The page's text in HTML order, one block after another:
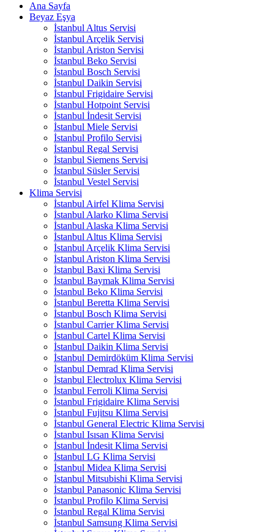
Ana Sayfa
Beyaz Eşya
İstanbul Altus Servisi
İstanbul Arçelik Servisi
İstanbul Ariston Servisi
İstanbul Beko Servisi
İstanbul Bosch Servisi
İstanbul Daikin Servisi
İstanbul Frigidaire Servisi
İstanbul Hotpoint Servisi
İstanbul İndesit Servisi
İstanbul Miele Servisi
İstanbul Profilo Servisi
İstanbul Regal Servisi
İstanbul Siemens Servisi
İstanbul Süsler Servisi
İstanbul Vestel Servisi
Klima Servisi
İstanbul Airfel Klima Servisi
İstanbul Alarko Klima Servisi
İstanbul Alaska Klima Servisi
İstanbul Altus Klima Servisi
İstanbul Arçelik Klima Servisi
İstanbul Ariston Klima Servisi
İstanbul Baxi Klima Servisi
İstanbul Baymak Klima Servisi
İstanbul Beko Klima Servisi
İstanbul Beretta Klima Servisi
İstanbul Bosch Klima Servisi
İstanbul Carrier Klima Servisi
İstanbul Cartel Klima Servisi
İstanbul Daikin Klima Servisi
İstanbul Demirdöküm Klima Servisi
İstanbul Demrad Klima Servisi
İstanbul Electrolux Klima Servisi
İstanbul Ferroli Klima Servisi
İstanbul Frigidaire Klima Servisi
İstanbul Fujitsu Klima Servisi
İstanbul General Electric Klima Servisi
İstanbul Isısan Klima Servisi
İstanbul İndesit Klima Servisi
İstanbul LG Klima Servisi
İstanbul Midea Klima Servisi
İstanbul Mitsubishi Klima Servisi
İstanbul Panasonic Klima Servisi
İstanbul Profilo Klima Servisi
İstanbul Regal Klima Servisi
İstanbul Samsung Klima Servisi